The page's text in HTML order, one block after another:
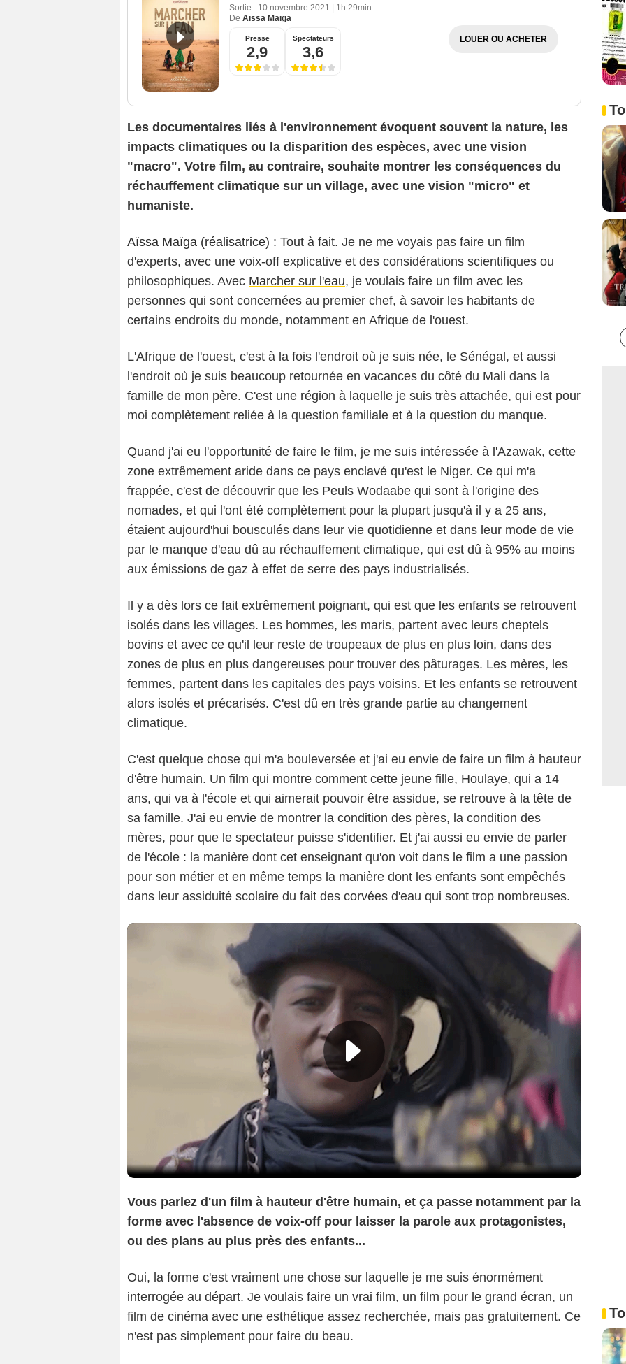
Sortie : 10 novembre 2021
1h 29min
De Aïssa Maïga
Presse
2,9
Spectateurs
3,6
LOUER OU ACHETER
Les documentaires liés à l'environnement évoquent souvent la nature, les
impacts climatiques ou la disparition des espèces, avec une vision
"macro". Votre film, au contraire, souhaite montrer les conséquences du
réchauffement climatique sur un village, avec une vision "micro" et
humaniste.
Aïssa Maïga (réalisatrice) : Tout à fait. Je ne me voyais pas faire un film
d'experts, avec une voix-off explicative et des considérations scientifiques ou
philosophiques. Avec Marcher sur l'eau, je voulais faire un film avec les
personnes qui sont concernées au premier chef, à savoir les habitants de
certains endroits du monde, notamment en Afrique de l'ouest.
L'Afrique de l'ouest, c'est à la fois l'endroit où je suis née, le Sénégal, et aussi
l'endroit où je suis beaucoup retournée en vacances du côté du Mali dans la
famille de mon père. C'est une région à laquelle je suis très attachée, qui est pour
moi complètement reliée à la question familiale et à la question du manque.
Quand j'ai eu l'opportunité de faire le film, je me suis intéressée à l'Azawak, cette
zone extrêmement aride dans ce pays enclavé qu'est le Niger. Ce qui m'a
frappée, c'est de découvrir que les Peuls Wodaabe qui sont à l'origine des
nomades, et qui l'ont été complètement pour la plupart jusqu'à il y a 25 ans,
étaient aujourd'hui bousculés dans leur vie quotidienne et dans leur mode de vie
par le manque d'eau dû au réchauffement climatique, qui est dû à 95% au moins
aux émissions de gaz à effet de serre des pays industrialisés.
Il y a dès lors ce fait extrêmement poignant, qui est que les enfants se retrouvent
isolés dans les villages. Les hommes, les maris, partent avec leurs cheptels
bovins et avec ce qu'il leur reste de troupeaux de plus en plus loin, dans des
zones de plus en plus dangereuses pour trouver des pâturages. Les mères, les
femmes, partent dans les capitales des pays voisins. Et les enfants se retrouvent
alors isolés et précarisés. C'est dû en très grande partie au changement
climatique.
C'est quelque chose qui m'a bouleversée et j'ai eu envie de faire un film à hauteur
d'être humain. Un film qui montre comment cette jeune fille, Houlaye, qui a 14
ans, qui va à l'école et qui aimerait pouvoir être assidue, se retrouve à la tête de
sa famille. J'ai eu envie de montrer la condition des pères, la condition des
mères, pour que le spectateur puisse s'identifier. Et j'ai aussi eu envie de parler
de l'école : la manière dont cet enseignant qu'on voit dans le film a une passion
pour son métier et en même temps la manière dont les enfants sont empêchés
dans leur assiduité scolaire du fait des corvées d'eau qui sont trop nombreuses.
Vous parlez d'un film à hauteur d'être humain, et ça passe notamment par la
forme avec l'absence de voix-off pour laisser la parole aux protagonistes,
ou des plans au plus près des enfants...
Oui, la forme c'est vraiment une chose sur laquelle je me suis énormément
interrogée au départ. Je voulais faire un vrai film, un film pour le grand écran, un
film de cinéma avec une esthétique assez recherchée, mais pas gratuitement. Ce
n'est pas simplement pour faire du beau.